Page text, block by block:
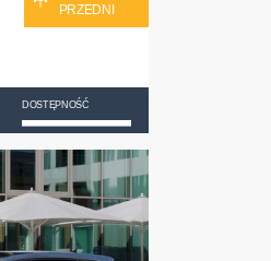
PRZEDNI
DOSTĘPNOŚĆ